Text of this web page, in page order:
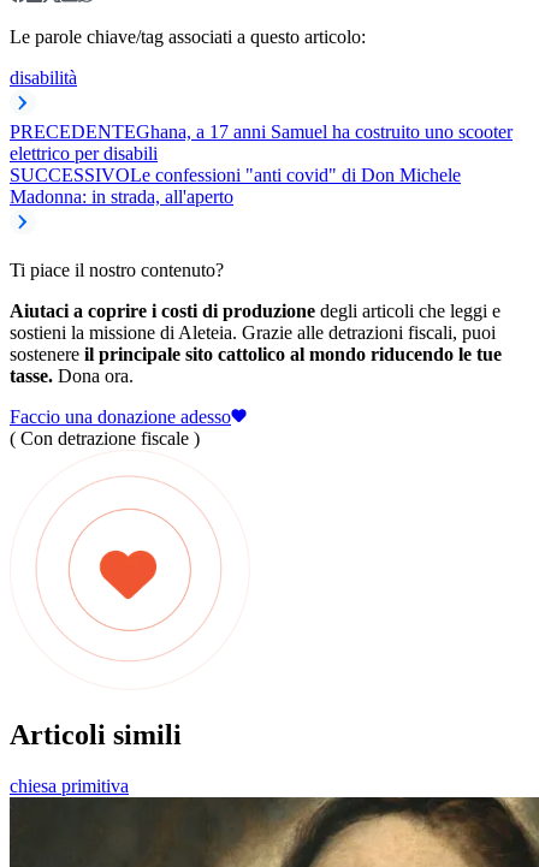
Le parole chiave/tag associati a questo articolo:
disabilità
PRECEDENTEGhana, a 17 anni Samuel ha costruito uno scooter
elettrico per disabili
SUCCESSIVOLe confessioni "anti covid" di Don Michele
Madonna: in strada, all'aperto
Ti piace il nostro contenuto?
Aiutaci a coprire i costi di produzione degli articoli che leggi e
sostieni la missione di Aleteia. Grazie alle detrazioni fiscali, puoi
sostenere il principale sito cattolico al mondo riducendo le tue
tasse. Dona ora.
Faccio una donazione adesso
( Con detrazione fiscale )
Articoli simili
chiesa primitiva